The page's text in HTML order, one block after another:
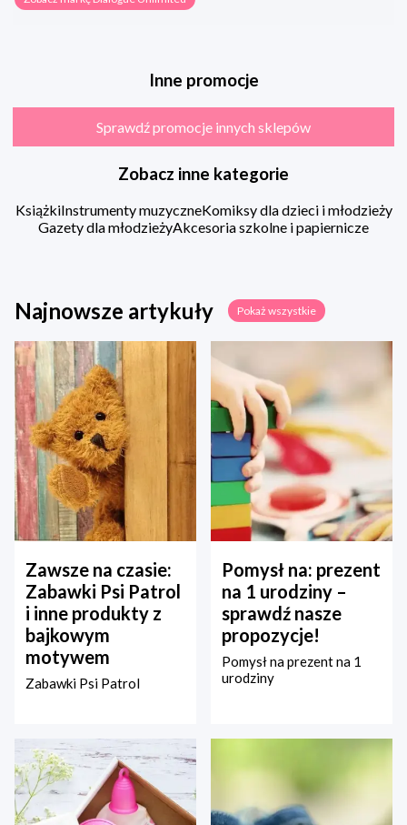
Inne promocje
Sprawdź promocje innych sklepów
Zobacz inne kategorie
KsiążkiInstrumenty muzyczneKomiksy dla dzieci i młodzieży
Gazety dla młodzieżyAkcesoria szkolne i papiernicze
Najnowsze artykuły Pokaż wszystkie
Zawsze na czasie:
Zabawki Psi Patrol
i inne produkty z
bajkowym
motywem
Zabawki Psi Patrol
Pomysł na: prezent
na 1 urodziny –
sprawdź nasze
propozycje!
Pomysł na prezent na 1
urodziny